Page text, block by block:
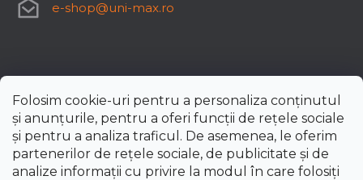
Folosim cookie-uri pentru a personaliza conținutul
și anunțurile, pentru a oferi funcții de rețele sociale
și pentru a analiza traficul. De asemenea, le oferim
partenerilor de rețele sociale, de publicitate și de
analize informații cu privire la modul în care folosiți
e-shop@uni-max.ro